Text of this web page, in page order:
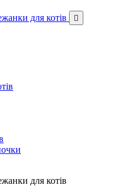
для котів 
для котів